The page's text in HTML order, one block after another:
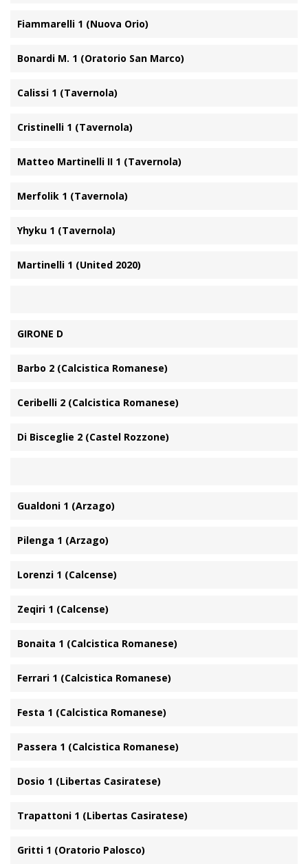
Fiammarelli 1 (Nuova Orio)
Bonardi M. 1 (Oratorio San Marco)
Calissi 1 (Tavernola)
Cristinelli 1 (Tavernola)
Matteo Martinelli II 1 (Tavernola)
Merfolik 1 (Tavernola)
Yhyku 1 (Tavernola)
Martinelli 1 (United 2020)
GIRONE D
Barbo 2 (Calcistica Romanese)
Ceribelli 2 (Calcistica Romanese)
Di Bisceglie 2 (Castel Rozzone)
Gualdoni 1 (Arzago)
Pilenga 1 (Arzago)
Lorenzi 1 (Calcense)
Zeqiri 1 (Calcense)
Bonaita 1 (Calcistica Romanese)
Ferrari 1 (Calcistica Romanese)
Festa 1 (Calcistica Romanese)
Passera 1 (Calcistica Romanese)
Dosio 1 (Libertas Casiratese)
Trapattoni 1 (Libertas Casiratese)
Gritti 1 (Oratorio Palosco)